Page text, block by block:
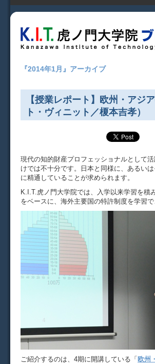
『2014年1月』アーカイブ
【授業レポート】欧州・アジ
ト・ヴィニット／榎本吉孝）
現代の知的財産プロフェッショナルとして
けでは不十分です。日本と同様に、あるい
に精通していることが求められます。
K.I.T.虎ノ門大学院では、入学以来学習を積
をベースに、海外主要国の特許制度を学習
ご紹介するのは、4期に開講している「 欧州